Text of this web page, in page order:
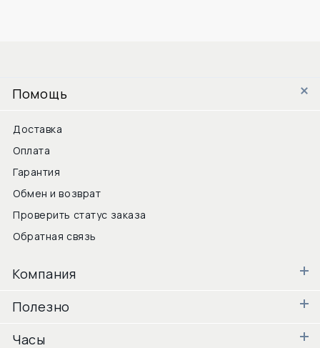
Помощь
Доставка
Оплата
Гарантия
Обмен и возврат
Проверить статус заказа
Обратная связь
Компания
Полезно
Часы